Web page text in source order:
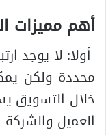
أهم مميزات
أولا: لا يوجد
محددة ولكن
خلال التسويق
العميل والشركة